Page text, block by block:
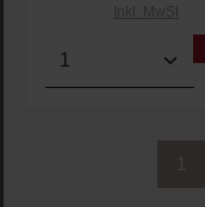
Inkl. MwSt
Produkt
1